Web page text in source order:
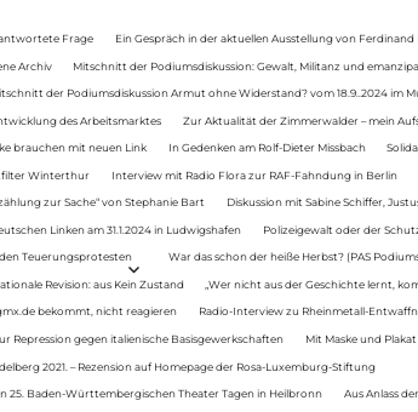
Frage Ein Gespräch in der aktuellen Ausstellung von
Archiv Mitschnitt der Podiumsdiskussion: Gewalt, Militanz und
der Podiumsdiskussion Armut ohne Widerstand? vom 18.9..2024 im
des Arbeitsmarktes Zur Aktualität der Zimmerwalder – mein
brauchen mit neuen Link In Gedenken am Rolf-Dieter Missbach
Winterthur Interview mit Radio Flora zur RAF-Fahndung in Berlin
zur Sache“ von Stephanie Bart Diskussion mit Sabine Schiffer,
Linken am 31.1.2024 in Ludwigshafen Polizeigewalt oder der
den Teuerungsprotesten War das schon der heiße Herbst? (PAS
Revision: aus Kein Zustand „Wer nicht aus der Geschichte lernt,
bekommt, nicht reagieren Radio-Interview zu Rheinmetall-
Repression gegen italienische Basisgewerkschaften Mit Maske und
2021. – Rezension auf Homepage der Rosa-Luxemburg-Stiftung
25. Baden-Württembergischen Theater Tagen in Heilbronn Aus Anlass